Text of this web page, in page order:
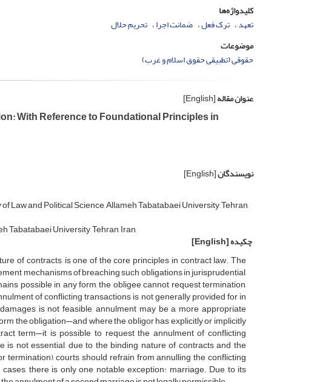
کلیدواژه‌ها
تعهد ترک فعل ضمانت اجرا تحریم حلال
موضوعات
حقوقی (تطبیقی حقوق اسلام و غرب)
عنوان مقاله[English]
With Reference to Foundational Principles in
نویسندگان[English]
Law and Political Science, Allameh Tabatabaei University, Tehran,
Tabatabaei University, Tehran, Iran,
چکیده[English]
of contracts, is one of the core principles in contract law. The
mechanisms of breaching such obligations in jurisprudential,
possible in any form, the obligee cannot request termination,
of conflicting transactions is not generally provided for in
is not feasible, annulment may be a more appropriate
the obligation—and where the obligor has explicitly or implicitly
term—it is possible to request the annulment of conflicting
not essential, due to the binding nature of contracts and the
courts should refrain from annulling the conflicting
there is only one notable exception: marriage. Due to its